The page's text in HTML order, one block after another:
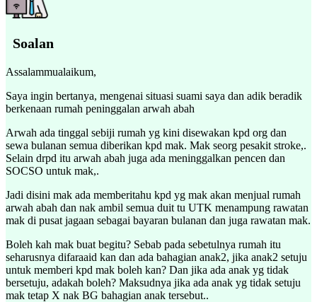
Soalan
Assalammualaikum,
Saya ingin bertanya, mengenai situasi suami saya dan adik beradik
berkenaan rumah peninggalan arwah abah
Arwah ada tinggal sebiji rumah yg kini disewakan kpd org dan
sewa bulanan semua diberikan kpd mak. Mak seorg pesakit stroke,.
Selain drpd itu arwah abah juga ada meninggalkan pencen dan
SOCSO untuk mak,.
Jadi disini mak ada memberitahu kpd yg mak akan menjual rumah
arwah abah dan nak ambil semua duit tu UTK menampung rawatan
mak di pusat jagaan sebagai bayaran bulanan dan juga rawatan mak.
Boleh kah mak buat begitu? Sebab pada sebetulnya rumah itu
seharusnya difaraaid kan dan ada bahagian anak2, jika anak2 setuju
untuk memberi kpd mak boleh kan? Dan jika ada anak yg tidak
bersetuju, adakah boleh? Maksudnya jika ada anak yg tidak setuju
mak tetap X nak BG bahagian anak tersebut..